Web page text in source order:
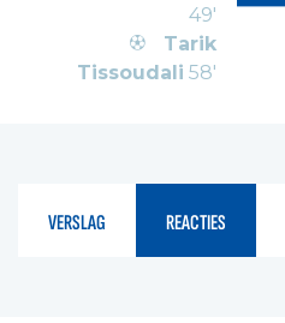
49'
Tarik
Tissoudali 58'
VERSLAG REACTIES